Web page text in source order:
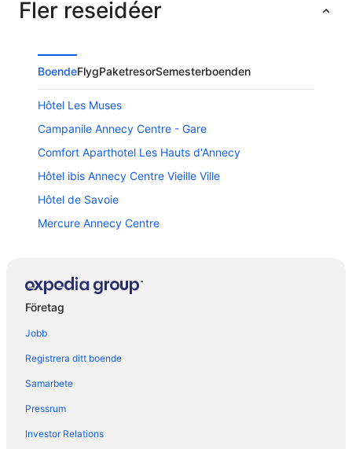
Fler reseidéer
BoendeFlygPaketresorSemesterboenden
Hôtel Les Muses
Campanile Annecy Centre - Gare
Comfort Aparthotel Les Hauts d'Annecy
Hôtel ibis Annecy Centre Vieille Ville
Hôtel de Savoie
Mercure Annecy Centre
Novotel Annecy Centre
Hôtel du Palais de l'Isle
Ibis Annecy Cran Gevrier Hotel
L'impérial Palace
Ibis Styles Annecy Le Vieux
Allobroges Park Hotel
Le Bel Abri
Företag
Jobb
Registrera ditt boende
Samarbete
Pressrum
Investor Relations